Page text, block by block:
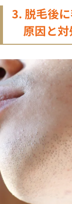
3. 脱毛後
原因と